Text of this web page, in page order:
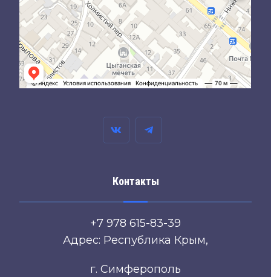
Контакты
+7 978 615-83-39
Адрес: Республика Крым,
г. Симферополь